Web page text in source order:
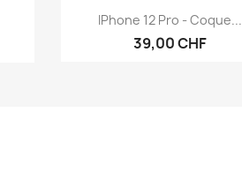
Aperçu rapide
IPhone 12 Pro - Coque...
39,00 CHF